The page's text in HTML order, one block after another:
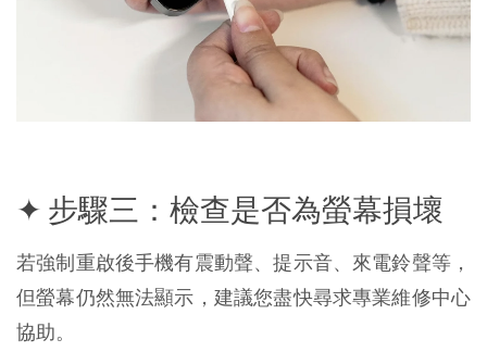
✦ 步驟三：檢查是否為螢幕損壞
若強制重啟後手機有震動聲、提示音、來電鈴聲等，
但螢幕仍然無法顯示，建議您盡快尋求專業維修中心
協助。